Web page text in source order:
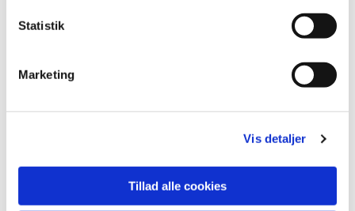
Statistik
Marketing
Vis detaljer
Tillad alle cookies